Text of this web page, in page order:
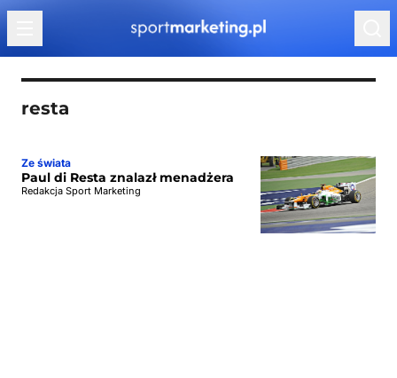
Przejdź do treści
resta
Ze świata
Paul di Resta znalazł menadżera
Redakcja Sport Marketing